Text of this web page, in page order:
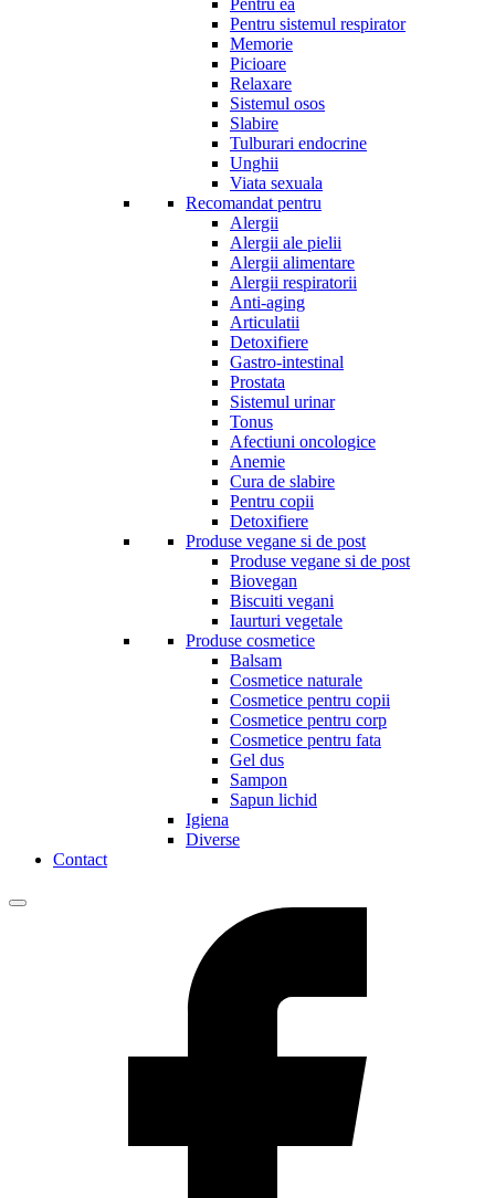
Pentru ea
Pentru sistemul respirator
Memorie
Picioare
Relaxare
Sistemul osos
Slabire
Tulburari endocrine
Unghii
Viata sexuala
Recomandat pentru
Alergii
Alergii ale pielii
Alergii alimentare
Alergii respiratorii
Anti-aging
Articulatii
Detoxifiere
Gastro-intestinal
Prostata
Sistemul urinar
Tonus
Afectiuni oncologice
Anemie
Cura de slabire
Pentru copii
Detoxifiere
Produse vegane si de post
Produse vegane si de post
Biovegan
Biscuiti vegani
Iaurturi vegetale
Produse cosmetice
Balsam
Cosmetice naturale
Cosmetice pentru copii
Cosmetice pentru corp
Cosmetice pentru fata
Gel dus
Sampon
Sapun lichid
Igiena
Diverse
Contact